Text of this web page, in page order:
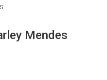
Mendes